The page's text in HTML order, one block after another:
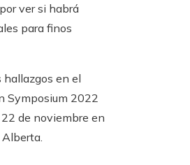
ver si habrá
para finos
hallazgos en el
Symposium 2022
de noviembre en